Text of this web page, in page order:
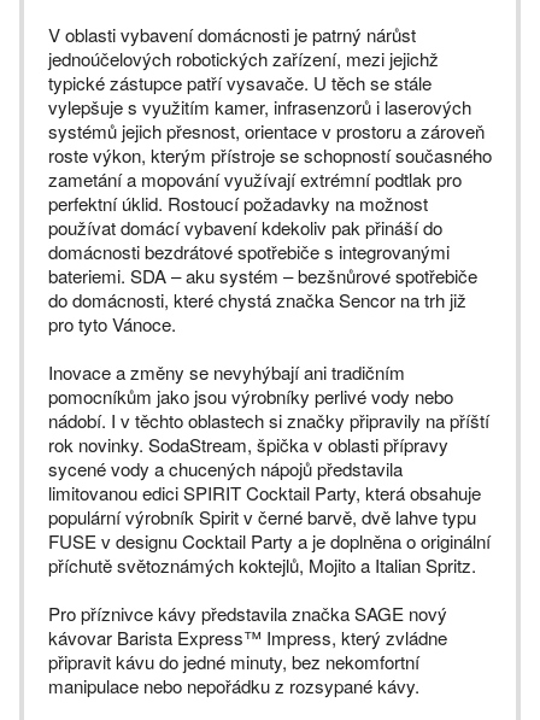
V oblasti vybavení domácnosti je patrný nárůst
jednoúčelových robotických zařízení, mezi jejichž
typické zástupce patří vysavače. U těch se stále
vylepšuje s využitím kamer, infrasenzorů i laserových
systémů jejich přesnost, orientace v prostoru a zároveň
roste výkon, kterým přístroje se schopností současného
zametání a mopování využívají extrémní podtlak pro
perfektní úklid. Rostoucí požadavky na možnost
používat domácí vybavení kdekoliv pak přináší do
domácnosti bezdrátové spotřebiče s integrovanými
bateriemi. SDA – aku systém – bezšnůrové spotřebiče
do domácnosti, které chystá značka Sencor na trh již
pro tyto Vánoce.
Inovace a změny se nevyhýbají ani tradičním
pomocníkům jako jsou výrobníky perlivé vody nebo
nádobí. I v těchto oblastech si značky připravily na příští
rok novinky. SodaStream, špička v oblasti přípravy
sycené vody a chucených nápojů představila
limitovanou edici SPIRIT Cocktail Party, která obsahuje
populární výrobník Spirit v černé barvě, dvě lahve typu
FUSE v designu Cocktail Party a je doplněna o originální
příchutě světoznámých koktejlů, Mojito a Italian Spritz.
Pro příznivce kávy představila značka SAGE nový
kávovar Barista Express™ Impress, který zvládne
připravit kávu do jedné minuty, bez nekomfortní
manipulace nebo nepořádku z rozsypané kávy.